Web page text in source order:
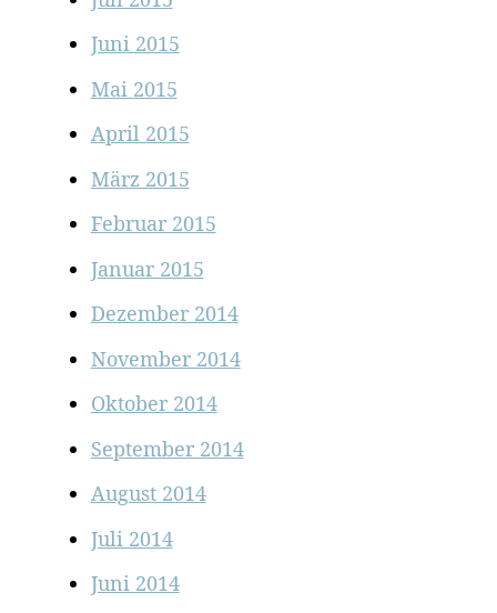
Juni 2015
Mai 2015
April 2015
März 2015
Februar 2015
Januar 2015
Dezember 2014
November 2014
Oktober 2014
September 2014
August 2014
Juli 2014
Juni 2014